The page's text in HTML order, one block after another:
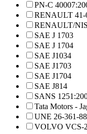
PN-C
RENAULT 41-
RENAULT/
SAE J 1703
SAE J 1704
SAE J1034
SAE J1703
SAE J1704
SAE J814
SANS
Tata Motors -
UNE 26-361-
VOLVO VCS-2